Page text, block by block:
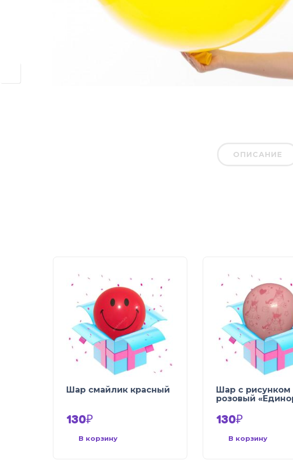
ОПИСАНИЕ
Шар смайлик красный
130₽
В корзину
Шар с рисунком
розовый
130₽
В корзину